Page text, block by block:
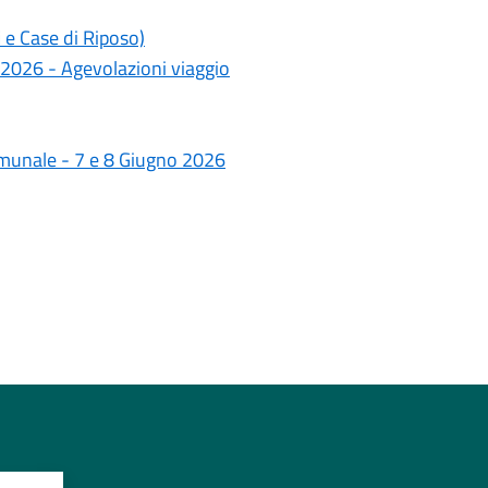
Case di Riposo)
- Agevolazioni viaggio
- 7 e 8 Giugno 2026